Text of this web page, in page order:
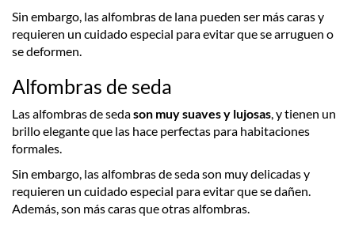
Sin embargo, las alfombras de lana pueden ser más caras y
requieren un cuidado especial para evitar que se arruguen o
se deformen.
Alfombras de seda
Las alfombras de sedason muy suaves y lujosas , y tienen un
brillo elegante que las hace perfectas para habitaciones
formales.
Sin embargo, las alfombras de seda son muy delicadas y
requieren un cuidado especial para evitar que se dañen.
Además, son más caras que otras alfombras.